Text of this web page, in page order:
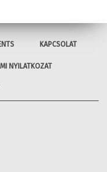
KAPCSOLAT
NYILATKOZAT